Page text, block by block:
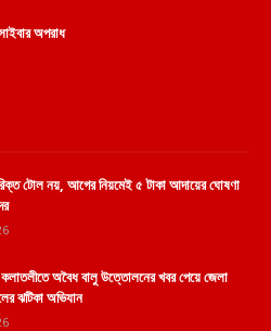
অপরাধ
টোল নয়, আগের নিয়মেই ৫ টাকা আদায়ের ঘোষণা
কলাতলীতে অবৈধ বালু উত্তোলনের খবর পেয়ে জেলা
ঝটিকা অভিযান